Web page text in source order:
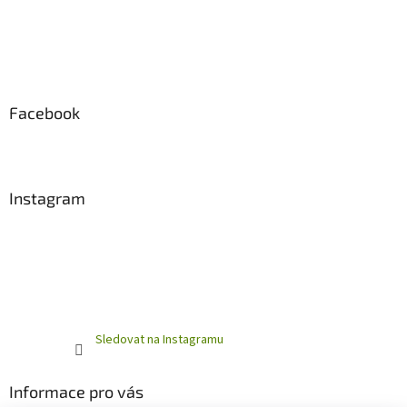
Facebook
Instagram
Sledovat na Instagramu
Informace pro vás